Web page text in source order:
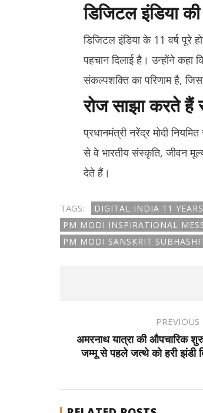
डिजिटल इंडिया
डिजिटल इंडिया के 11 वर्ष पूरे
पहचान दिलाई है। उन्होंने कहा
संकल्पशक्ति का परिणाम है,
रोज साझा करते हैं
प्रधानमंत्री नरेंद्र मोदी
से वे भारतीय संस्कृति, जीवन
देते हैं।
TAGS: DIGITAL INDIA 11 YEARS
PM MODI INSPIRATIONAL
PM MODI SANSKRIT
PREVIOUS
अमरनाथ यात्रा की औपचारिक
जम्मू से पहले जत्थे को हरी झंडी